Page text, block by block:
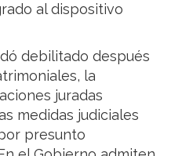
al dispositivo
debilitado después
la
juradas
medidas judiciales
presunto